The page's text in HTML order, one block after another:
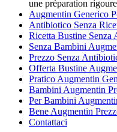
une préparation
Augmentin Generico
Antibiotico Senza
Ricetta Bustine Senza
Senza Bambini
Prezzo Senza
Offerta Bustine
Pratico Augmentin
Bambini Augmentin
Per Bambini
Bene Augmentin
Contattaci